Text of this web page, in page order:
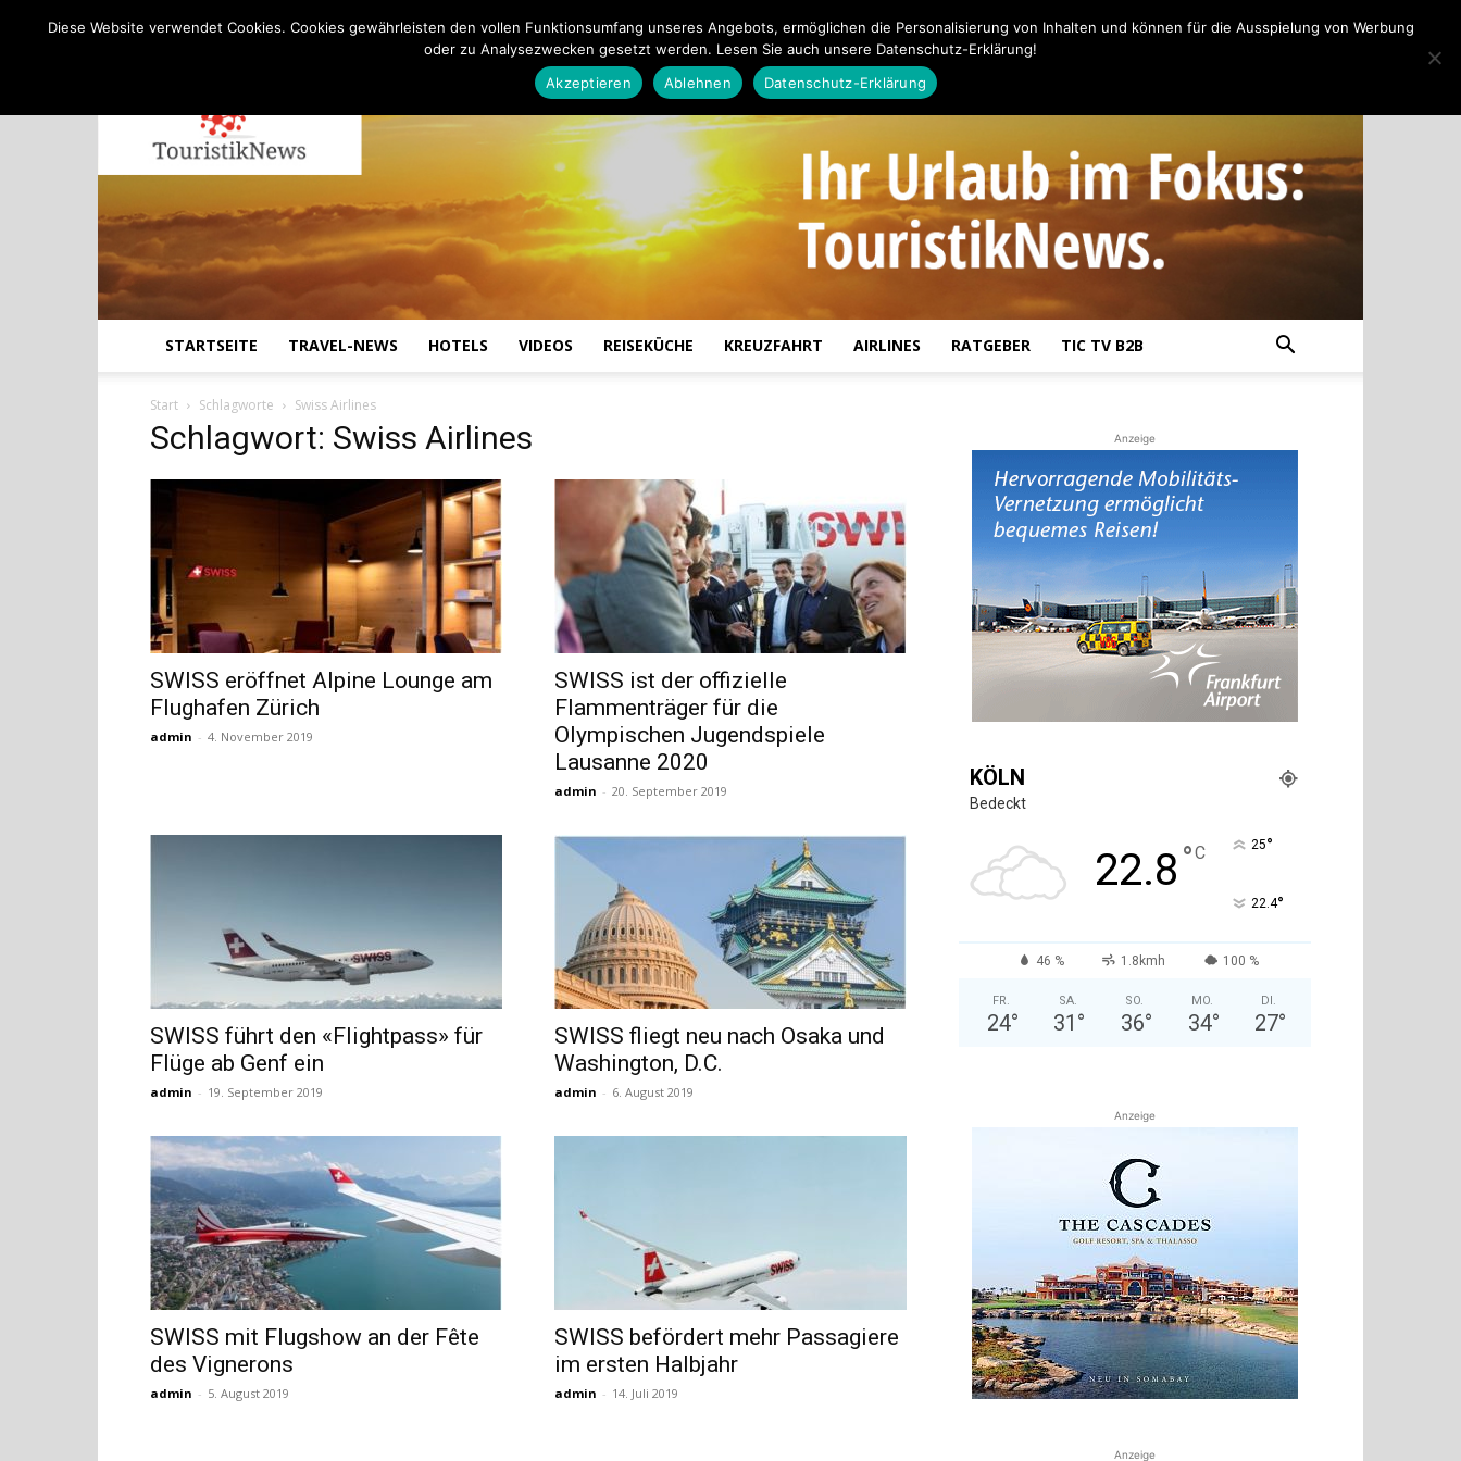
|
Touristiknews
Reiseempfehlungen.
STARTSEITE TRAVEL-NEWS HOTELS VIDEOS REISEKÜCHE KREUZFAHRT AIRLINES RATGEBER TIC TV B2B
Start Schlagworte Swiss Airlines
Schlagwort: Swiss Airlines
SWISS eröffnet Alpine Lounge am
Flughafen Zürich
admin - 4. November 2019
SWISS ist der offizielle
Flammenträger für die
Olympischen Jugendspiele
Lausanne 2020
admin - 20. September 2019
SWISS führt den «Flightpass» für
Flüge ab Genf ein
admin - 19. September 2019
SWISS fliegt neu nach Osaka und
Washington, D.C.
admin - 6. August 2019
SWISS mit Flugshow an der Fête
des Vignerons
admin - 5. August 2019
SWISS befördert mehr Passagiere
im ersten Halbjahr
admin - 14. Juli 2019
Anzeige
KÖLN
Bedeckt
22.8 °C 25°
22.4°
46 % 1.8kmh 100 %
FR.
24°
SA.
31 °
SO.
36°
MO.
34°
DI.
27°
Anzeige
Anzeige
Diese Website verwendet Cookies. Cookies gewährleisten den vollen Funktionsumfang unseres Angebots, ermöglichen die Personalisierung von Inhalten und können für die Ausspielung von Werbung
oder zu Analysezwecken gesetzt werden. Lesen Sie auch unsere Datenschutz-Erklärung!
Akzeptieren
Ablehnen Datenschutz-Erklärung